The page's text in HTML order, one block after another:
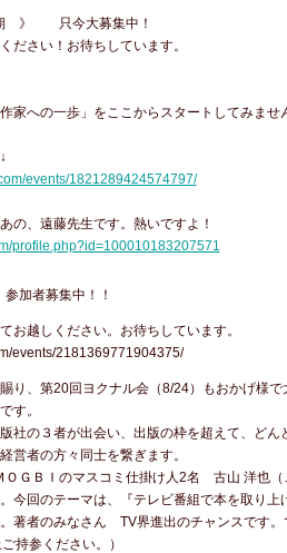
期 》 只今大募集中！
ださい！お待ちしています。
家への一歩」をここからスタートしてみませ
↓
events/1821289424574797/
の、遠藤先生です。熱いですよ！
profile.php?id=100010183207571
加者募集中！！
お越しください。お待ちしています。
events/2181369771904375/
り、第20回ヨクナル会（8/24）もおかげ様
す。
社の３者が出会い、出版の枠を超えて、どん
営者の方々同士を繋ぎます。
ＧＢＩのマスコミ仕掛け人2名 古山 洋也
今回のテーマは、『テレビ番組で本を取り
著者のみなさん TV界進出のチャンスです
持参ください。）